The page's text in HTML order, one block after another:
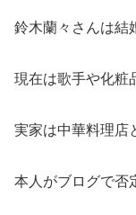
鈴木蘭々さんは結
現在は歌手や化粧
実家は中華料理店
本人がブログで否